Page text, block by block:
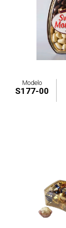
Modelo
S177-00